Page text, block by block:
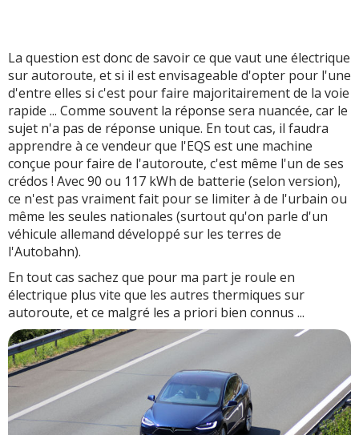
La question est donc de savoir ce que vaut une électrique
sur autoroute, et si il est envisageable d'opter pour l'une
d'entre elles si c'est pour faire majoritairement de la voie
rapide ... Comme souvent la réponse sera nuancée, car le
sujet n'a pas de réponse unique. En tout cas, il faudra
apprendre à ce vendeur que l'EQS est une machine
conçue pour faire de l'autoroute, c'est même l'un de ses
crédos ! Avec 90 ou 117 kWh de batterie (selon version),
ce n'est pas vraiment fait pour se limiter à de l'urbain ou
même les seules nationales (surtout qu'on parle d'un
véhicule allemand développé sur les terres de
l'Autobahn).
En tout cas sachez que pour ma part je roule en
électrique plus vite que les autres thermiques sur
autoroute, et ce malgré les a priori bien connus ...